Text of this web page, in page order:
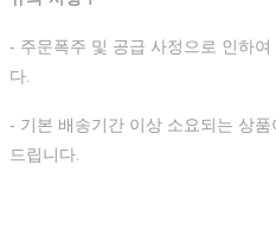
- 주문폭주 및 공급 사정으로 인하
다.
- 기본 배송기간 이상 소요되는 상
드립니다.